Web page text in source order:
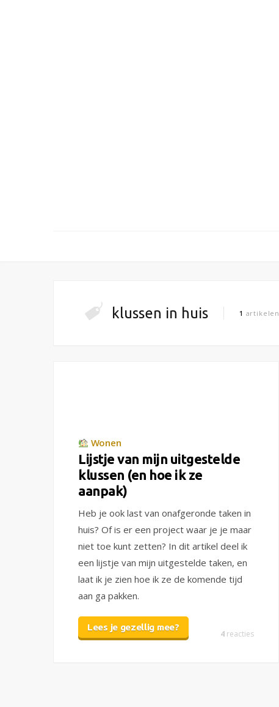
klussen in huis 1 artikelen
Wonen
Lijstje van mijn uitgestelde
klussen (en hoe ik ze
aanpak)
Heb je ook last van onafgeronde taken in
huis? Of is er een project waar je je maar
niet toe kunt zetten? In dit artikel deel ik
een lijstje van mijn uitgestelde taken, en
laat ik je zien hoe ik ze de komende tijd
aan ga pakken.
Lees je gezellig mee?
4 reacties